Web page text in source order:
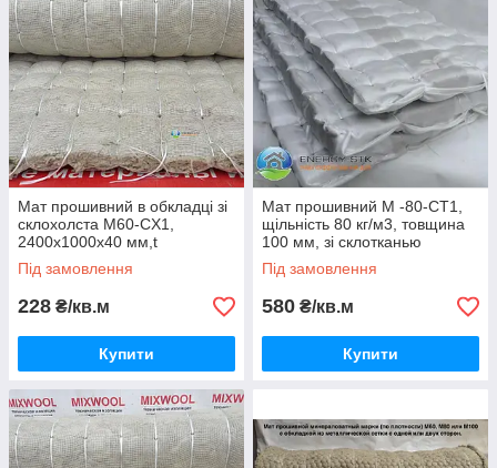
Мат прошивний в обкладці зі
склохолста М60-CХ1,
2400х1000х40 мм,t
застосування до 700°, ДСТУ
Б.В.2.7-167:2008
Під замовлення
228 ₴/кв.м
Купити
Мат прошивний М -80-СТ1,
щільність 80 кг/м3, товщина
100 мм, зі склотканью
Під замовлення
580 ₴/кв.м
Купити